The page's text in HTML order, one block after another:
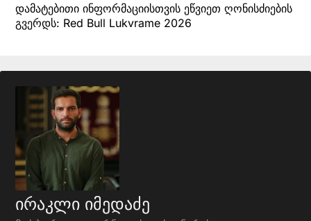
დამატებითი ინფორმაციისთვის ეწვიეთ ღონისძიების
გვერდს: Red Bull Lukvrame 2026
ირაკლი იმედაძე